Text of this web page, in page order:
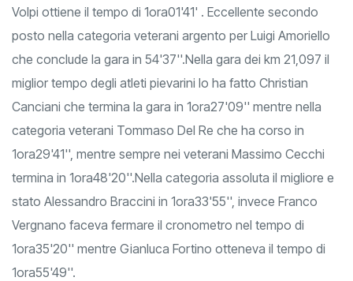
Volpi ottiene il tempo di 1ora01'41' . Eccellente secondo
posto nella categoria veterani argento per Luigi Amoriello
che conclude la gara in 54'37''.Nella gara dei km 21,097 il
miglior tempo degli atleti pievarini lo ha fatto Christian
Canciani che termina la gara in 1ora27'09'' mentre nella
categoria veterani Tommaso Del Re che ha corso in
1ora29'41'', mentre sempre nei veterani Massimo Cecchi
termina in 1ora48'20''.Nella categoria assoluta il migliore e
stato Alessandro Braccini in 1ora33'55'', invece Franco
Vergnano faceva fermare il cronometro nel tempo di
1ora35'20'' mentre Gianluca Fortino otteneva il tempo di
1ora55'49''.